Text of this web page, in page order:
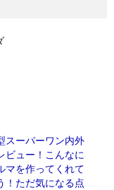
スーパーワン内外
ビュー！こんなに
マを作ってくれて
！ただ気になる点